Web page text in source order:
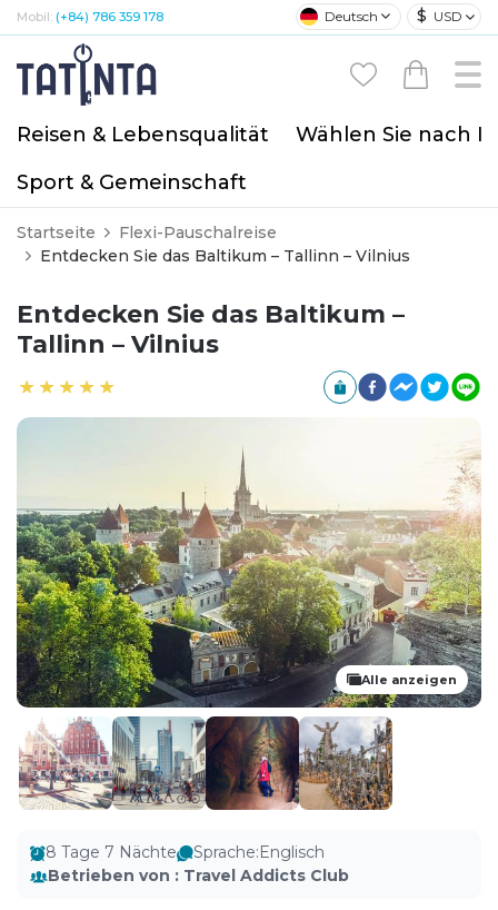
Mobil: (+84) 786 359 178 Deutsch $ USD
Reisen & Lebensqualität
Wählen Sie nach
Sport & Gemeinschaft
Startseite
Flexi-Pauschalreise
Entdecken Sie das Baltikum – Tallinn – Vilnius
Entdecken Sie das Baltikum –
Tallinn – Vilnius
Alle anzeigen
8 Tage 7 Nächte Sprache: Englisch
Betrieben von : Travel Addicts Club